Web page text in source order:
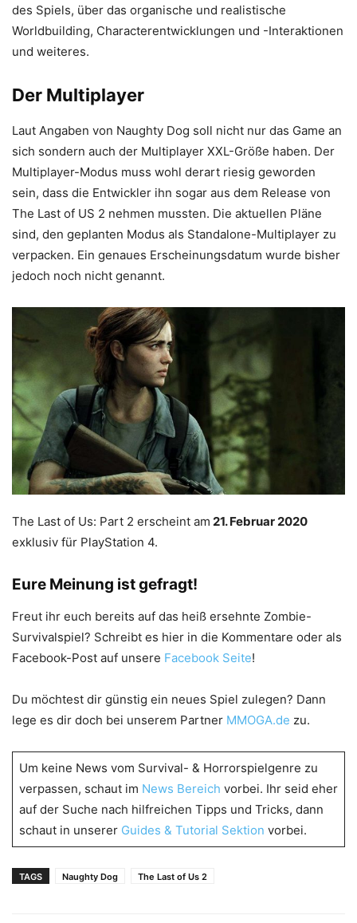
des Spiels, über das organische und realistische
Worldbuilding, Characterentwicklungen und -Interaktionen
und weiteres.
Der Multiplayer
Laut Angaben von Naughty Dog soll nicht nur das Game an
sich sondern auch der Multiplayer XXL-Größe haben. Der
Multiplayer-Modus muss wohl derart riesig geworden
sein, dass die Entwickler ihn sogar aus dem Release von
The Last of US 2 nehmen mussten. Die aktuellen Pläne
sind, den geplanten Modus als Standalone-Multiplayer zu
verpacken. Ein genaues Erscheinungsdatum wurde bisher
jedoch noch nicht genannt.
The Last of Us: Part 2 erscheint am 21. Februar 2020
exklusiv für PlayStation 4.
Eure Meinung ist gefragt!
Freut ihr euch bereits auf das heiß ersehnte Zombie-
Survivalspiel? Schreibt es hier in die Kommentare oder als
Facebook-Post auf unsere Facebook Seite!
Du möchtest dir günstig ein neues Spiel zulegen? Dann
lege es dir doch bei unserem Partner MMOGA.de zu.
Um keine News vom Survival- & Horrorspielgenre zu
verpassen, schaut im News Bereich vorbei. Ihr seid eher
auf der Suche nach hilfreichen Tipps und Tricks, dann
schaut in unserer Guides & Tutorial Sektion vorbei.
TAGS Naughty Dog The Last of Us 2